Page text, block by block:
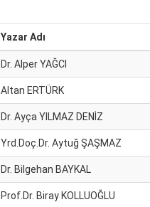
Yazar Adı
Dr. Alper YAĞCI
Altan ERTÜRK
Dr. Ayça YILMAZ DENİZ
Yrd.Doç.Dr. Aytuğ ŞAŞMAZ
Dr. Bilgehan BAYKAL
Prof.Dr. Biray KOLLUOĞLU